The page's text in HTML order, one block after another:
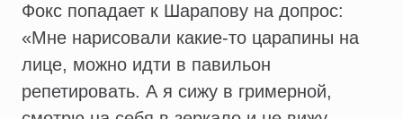
Фокс попадает к Шарапову на допрос:
«Мне нарисовали какие-то царапины на
лице, можно идти в павильон
репетировать. А я сижу в гримерной,